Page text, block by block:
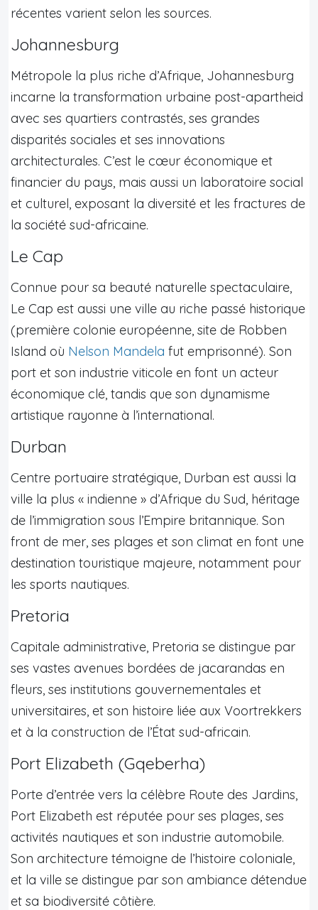
récentes varient selon les sources.
Johannesburg
Métropole la plus riche d’Afrique, Johannesburg
incarne la transformation urbaine post-apartheid
avec ses quartiers contrastés, ses grandes
disparités sociales et ses innovations
architecturales. C’est le cœur économique et
financier du pays, mais aussi un laboratoire social
et culturel, exposant la diversité et les fractures de
la société sud-africaine.
Le Cap
Connue pour sa beauté naturelle spectaculaire,
Le Cap est aussi une ville au riche passé historique
(première colonie européenne, site de Robben
Island où Nelson Mandela fut emprisonné). Son
port et son industrie viticole en font un acteur
économique clé, tandis que son dynamisme
artistique rayonne à l’international.
Durban
Centre portuaire stratégique, Durban est aussi la
ville la plus « indienne » d’Afrique du Sud, héritage
de l’immigration sous l’Empire britannique. Son
front de mer, ses plages et son climat en font une
destination touristique majeure, notamment pour
les sports nautiques.
Pretoria
Capitale administrative, Pretoria se distingue par
ses vastes avenues bordées de jacarandas en
fleurs, ses institutions gouvernementales et
universitaires, et son histoire liée aux Voortrekkers
et à la construction de l’État sud-africain.
Port Elizabeth (Gqeberha)
Porte d’entrée vers la célèbre Route des Jardins,
Port Elizabeth est réputée pour ses plages, ses
activités nautiques et son industrie automobile.
Son architecture témoigne de l’histoire coloniale,
et la ville se distingue par son ambiance détendue
et sa biodiversité côtière.